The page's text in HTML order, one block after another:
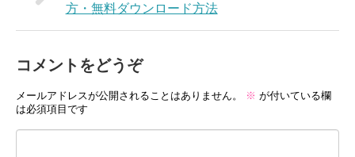
方・無料ダウンロード方法
コメントをどうぞ
メールアドレスが公開されることはありません。 ※ が付いている欄
は必須項目です